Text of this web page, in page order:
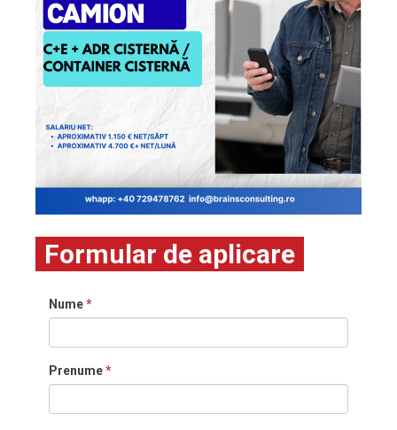
Formular de aplicare
Nume*
Prenume*